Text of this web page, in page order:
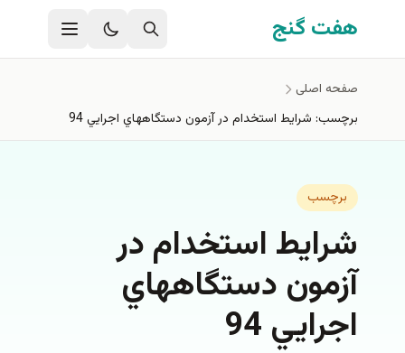
رفتن به محتوای اصلی
هفت گنج
صفحه اصلی
برچسب: شرايط استخدام در آزمون دستگاههاي اجرايي 94
برچسب
شرايط استخدام در
آزمون دستگاههاي
اجرايي 94